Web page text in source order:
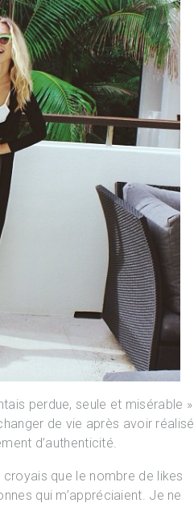
perdue, seule et misérable »
de vie après avoir réalisé
d’authenticité.
que le nombre de likes
qui m’appréciaient. Je ne